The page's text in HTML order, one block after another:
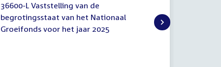
Begrotingswetsvoorstellen
36600-L Vaststelling van de
begrotingsstaat van het Nationaal
Groeifonds voor het jaar 2025